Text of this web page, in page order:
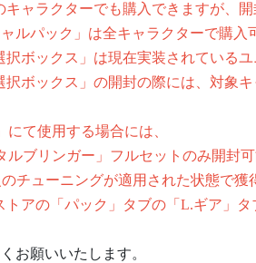
ャラクターでも購入できますが、開
ルパック」は全キャラクターで購入
ボックス」は現在実装されているユ
ボックス」の開封の際には、対象
て使用する場合には、
リンガー」フルセットのみ開封可
ューニングが適用された状態で獲
トアの「パック」タブの「L.ギア」タ
お願いいたします。